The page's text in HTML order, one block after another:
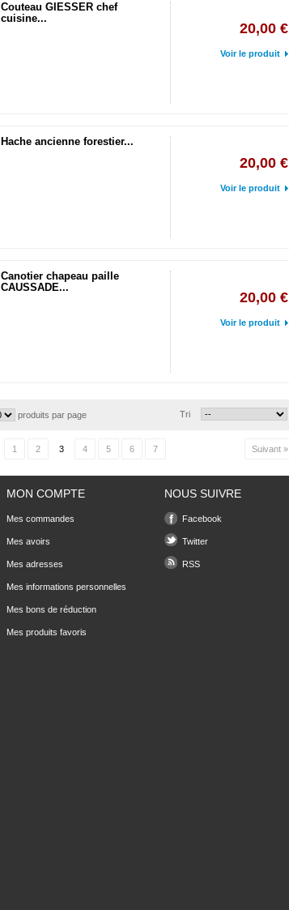
Couteau GIESSER chef
cuisine...
20,00 €
Voir le produit
Hache ancienne forestier...
20,00 €
Voir le produit
Canotier chapeau paille
CAUSSADE...
20,00 €
Voir le produit
Tri
produits par page
1 2 3 4 5 6 7 Suivant »
MON COMPTE
Mes commandes
Mes avoirs
Mes adresses
Mes informations personnelles
Mes bons de réduction
Mes produits favoris
NOUS SUIVRE
Facebook
Twitter
RSS